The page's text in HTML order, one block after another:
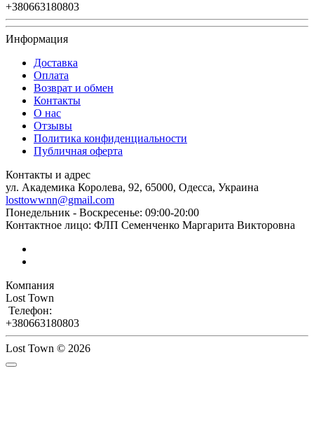
+380663180803
Информация
Доставка
Оплата
Возврат и обмен
Контакты
О нас
Отзывы
Политика конфиденциальности
Публичная оферта
Контакты и адрес
ул. Академика Королева, 92, 65000, Одесса, Украина
losttowwnn@gmail.com
Понедельник - Воскресенье: 09:00-20:00
Контактное лицо: ФЛП Семенченко Маргарита Викторовна
Компания
Lost Town
Телефон:
+380663180803
Lost Town © 2026